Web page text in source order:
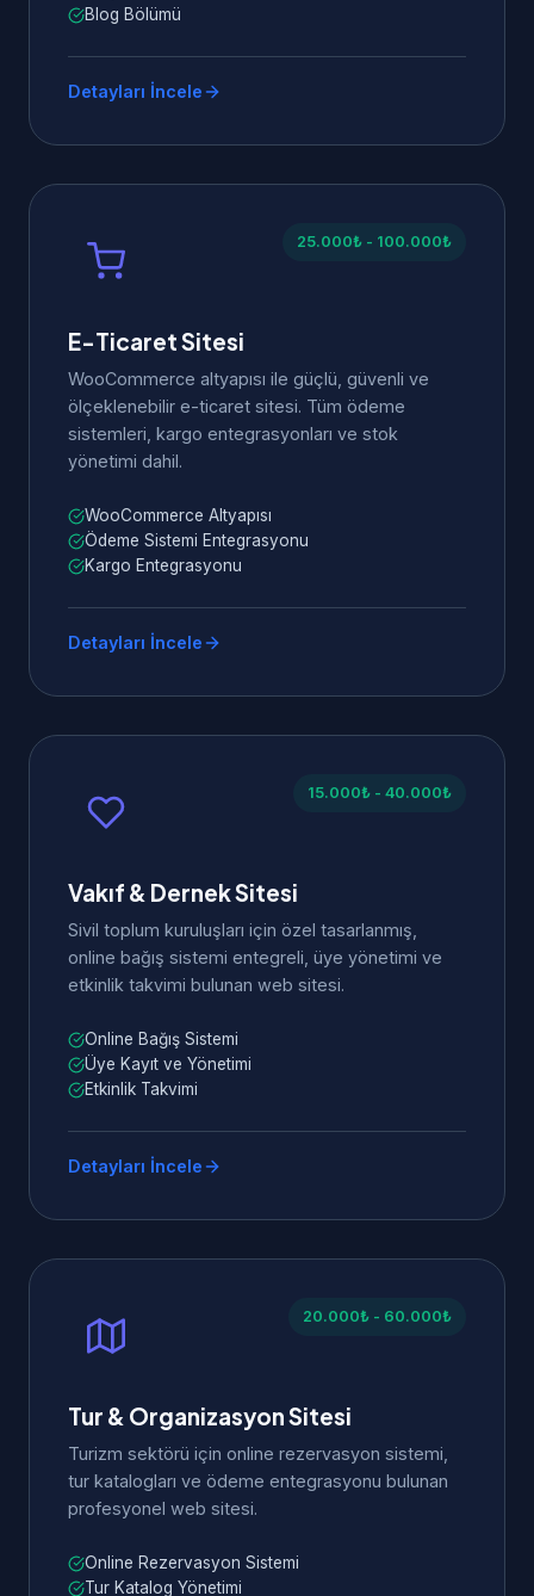
Blog Bölümü
Detayları İncele
25.000₺ - 100.000₺
E-Ticaret Sitesi
WooCommerce altyapısı ile güçlü, güvenli ve
ölçeklenebilir e-ticaret sitesi. Tüm ödeme
sistemleri, kargo entegrasyonları ve stok
yönetimi dahil.
WooCommerce Altyapısı
Ödeme Sistemi Entegrasyonu
Kargo Entegrasyonu
Detayları İncele
15.000₺ - 40.000₺
Vakıf & Dernek Sitesi
Sivil toplum kuruluşları için özel tasarlanmış,
online bağış sistemi entegreli, üye yönetimi ve
etkinlik takvimi bulunan web sitesi.
Online Bağış Sistemi
Üye Kayıt ve Yönetimi
Etkinlik Takvimi
Detayları İncele
20.000₺ - 60.000₺
Tur & Organizasyon Sitesi
Turizm sektörü için online rezervasyon sistemi,
tur katalogları ve ödeme entegrasyonu bulunan
profesyonel web sitesi.
Online Rezervasyon Sistemi
Tur Katalog Yönetimi